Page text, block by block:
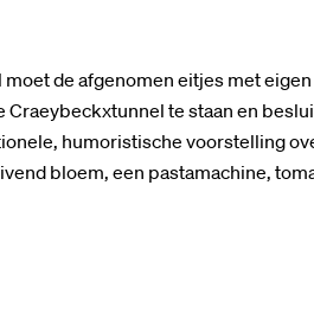
de afgenomen eitjes met
te staan en
humoristische voorstelling
bloem, een pastamachine,